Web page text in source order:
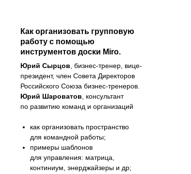
Как организовать групповую
работу с помощью
инструментов доски Miro.
Юрий Сырцов , бизнес-тренер, вице-
президент, член Совета Директоров
Российского Союза бизнес-тренеров.
Юрий Шароватов , консультант
по развитию команд и организаций
как организовать пространство
для командной работы;
примеры шаблонов
для управления: матрица,
континиум, энерджайзеры и др;